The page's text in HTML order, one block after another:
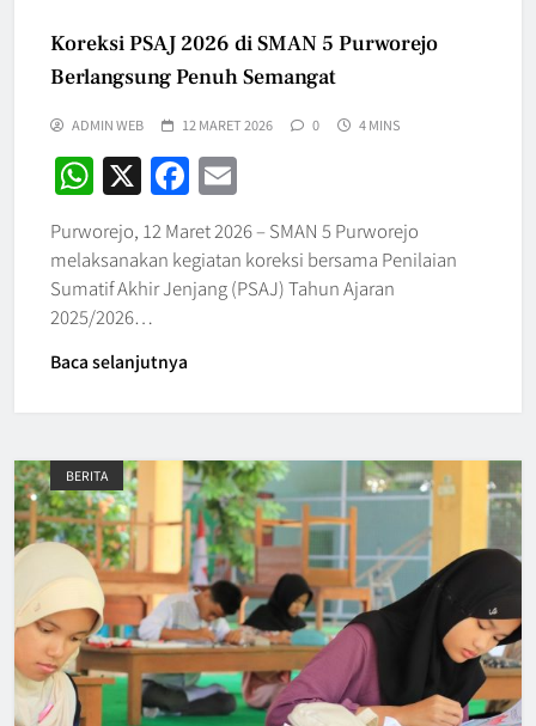
Koreksi PSAJ 2026 di SMAN 5 Purworejo
Berlangsung Penuh Semangat
ADMIN WEB 12 MARET 2026 0 4 MINS
WhatsApp
X Facebook
Purworejo, 12 Maret 2026 – SMAN 5 Purworejo
melaksanakan kegiatan koreksi bersama Penilaian
Sumatif Akhir Jenjang (PSAJ) Tahun Ajaran
2025/2026…
Baca selanjutnya
BERITA